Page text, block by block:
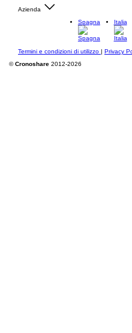
Azienda
Spagna
Italia
Termini e condizioni di utilizzo | Privacy
©Cronoshare 2012-2026